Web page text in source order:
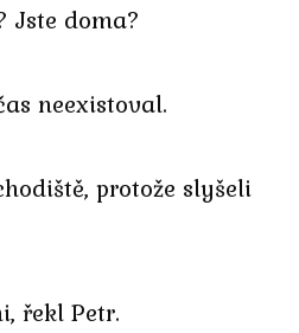
Jste doma?
neexistoval.
protože slyšeli
řekl Petr.